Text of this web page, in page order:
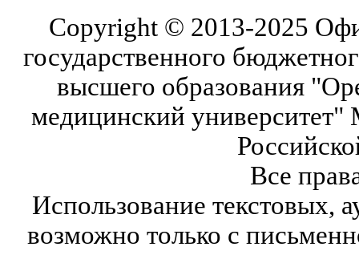
Copyright © 2013-2025
государственного
высшего образования
медицинский университет"
Все
Использование текстовых,
возможно только с